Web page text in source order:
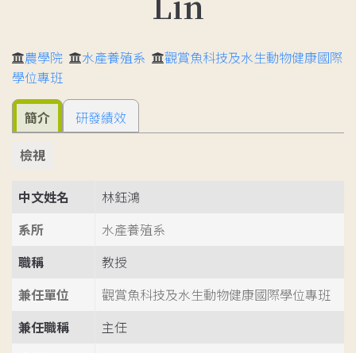
農學院 水產養殖系
觀賞魚科技及水生動物健康國際
學位專班
簡介
研發績效
檢視
中文姓名
林鈺鴻
系所
水產養殖系
職稱
教授
兼任單位
觀賞魚科技及水生動物健康國際學位專班
兼任職稱
主任